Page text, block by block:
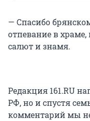
— Спасибо
отпевание в храме,
салют и знамя.
Редакция 161.RU
РФ, но и спустя
комментарий мы